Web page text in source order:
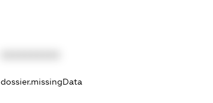
dossier.missingData